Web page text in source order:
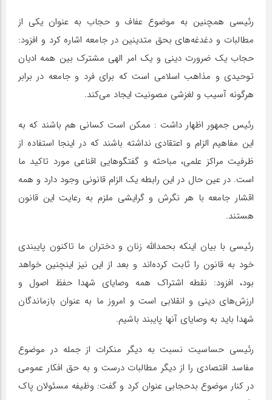
رئیسی همچنین به موضوع عفاف و حجاب به عنوان یکی از
مطالبات و دغدغه‌های بحق متدینین در جامعه اشاره کرد و افزود:
حجاب یک ضرورت دینی و یک امر الهی مشترک بین همه ادیان
توحیدی و مذاهب اسلامی است که برای فرد و جامعه در برابر
هرگونه آسیب و لغزشی مصونیت ایجاد می‌کند.
رئیس جمهور اظهار داشت : ممکن است کسانی هم باشند که به
این مفاهیم الزام و اعتقادی نداشته باشند که در اینجا استفاده از
ظرفیت مراکز علمی، مباحثه و گفتگوهایی اقناعی مورد تاکید ما
است. در عین حال در این رابطه یک الزام قانونی وجود دارد و همه
اقشار جامعه با هر نگرش و گرایشی ملزم به رعایت این قانون
هستند.
رئیسی با بیان اینکه بحمدالله زنان و دختران ما تاکنون پایبندی
خود به قانون را ثابت کرده‌اند و بعد از این نیز اینچنین خواهد
بود، افزود: نقطه اشتراک همه وصایای شهدا حفظ اصول و
ارزش‌های دینی و انقلابی است و امروز ما به عنوان بازماندگان
شهدا باید به وصایای آنها پایبند باشیم.
رئیسی حساسیت نسبت به دیگر منکرات از جمله در موضوع
مفاسد اقتصادی را از دیگر مطالبات درست و به حق افکار عمومی
در کنار موضوع بدحجابی عنوان کرد و گفت: وظیفه مسئولان پاک